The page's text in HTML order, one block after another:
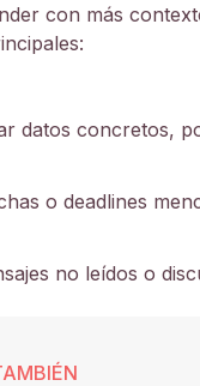
con más
datos concretos,
o deadlines
no leídos o